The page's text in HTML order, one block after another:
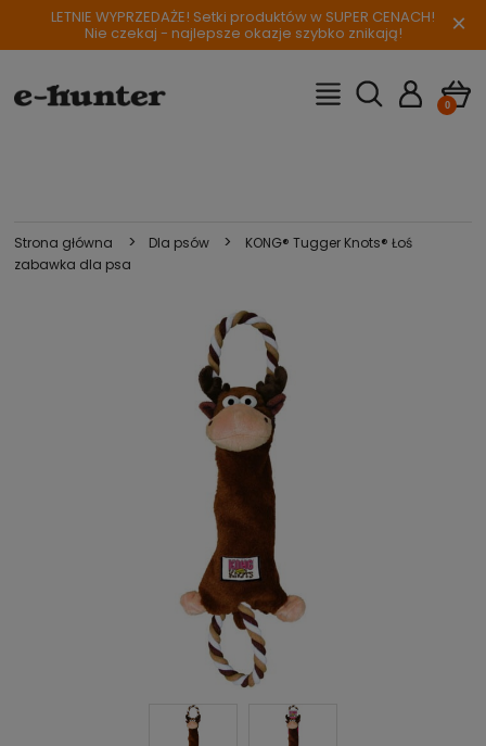
LETNIE WYPRZEDAŻE! Setki produktów w SUPER CENACH!
Nie czekaj - najlepsze okazje szybko znikają! ×
Strona główna > Dla psów >
KONG® Tugger Knots® Łoś
zabawka dla psa